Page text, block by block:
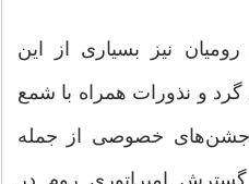
نیز بسیاری از این
گرد و نذورات همراه با شمع
جشن‌های خصوصی از جمله
امپراتوری روم در